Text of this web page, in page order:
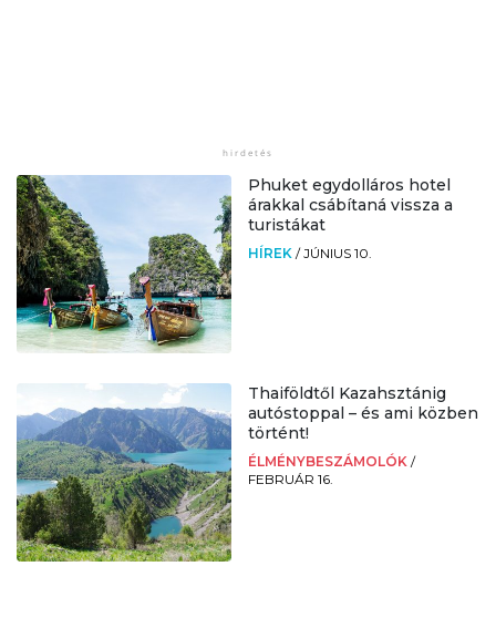
Phuket egydolláros hotel
árakkal csábítaná vissza a
turistákat
HÍREK /JÚNIUS 10.
Thaiföldtől Kazahsztánig
autóstoppal – és ami közben
történt!
ÉLMÉNYBESZÁMOLÓK /
FEBRUÁR 16.